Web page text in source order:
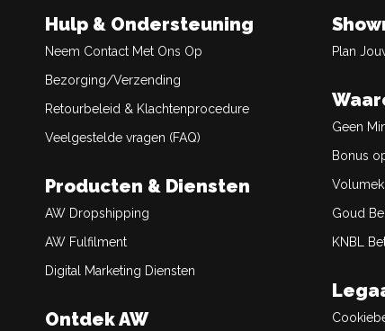
Hulp & Ondersteuning
Neem Contact Met Ons Op
Bezorging/Verzending
Retourbeleid & Klachtenprocedure
Veelgestelde vragen (FAQ)
Producten & Diensten
AW Dropshipping
AW Fulfilment
Digital Marketing Diensten
Ontdek AW
Plan
Geen
Bonus
Goud
KNBL